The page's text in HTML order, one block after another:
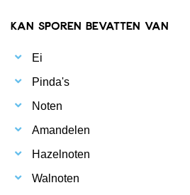
Kan sporen bevatten van
Ei
Pinda's
Noten
Amandelen
Hazelnoten
Walnoten